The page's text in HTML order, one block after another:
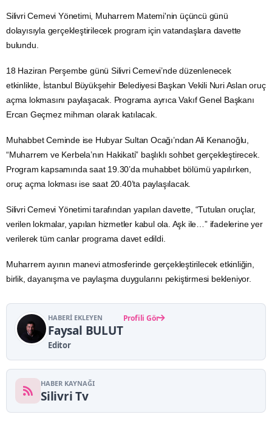
Silivri Cemevi Yönetimi, Muharrem Matemi'nin üçüncü günü
dolayısıyla gerçekleştirilecek program için vatandaşlara davette
bulundu.
18 Haziran Perşembe günü Silivri Cemevi’nde düzenlenecek
etkinlikte, İstanbul Büyükşehir Belediyesi Başkan Vekili Nuri Aslan oruç
açma lokmasını paylaşacak. Programa ayrıca Vakıf Genel Başkanı
Ercan Geçmez mihman olarak katılacak.
Muhabbet Ceminde ise Hubyar Sultan Ocağı’ndan Ali Kenanoğlu,
“Muharrem ve Kerbela’nın Hakikati” başlıklı sohbet gerçekleştirecek.
Program kapsamında saat 19.30’da muhabbet bölümü yapılırken,
oruç açma lokması ise saat 20.40’ta paylaşılacak.
Silivri Cemevi Yönetimi tarafından yapılan davette, “Tutulan oruçlar,
verilen lokmalar, yapılan hizmetler kabul ola. Aşk ile…” ifadelerine yer
verilerek tüm canlar programa davet edildi.
Muharrem ayının manevi atmosferinde gerçekleştirilecek etkinliğin,
birlik, dayanışma ve paylaşma duygularını pekiştirmesi bekleniyor.
HABERI EKLEYEN
Faysal BULUT
Editor
Profili Gör
HABER KAYNAĞI
Silivri Tv